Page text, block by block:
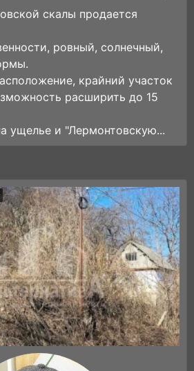
скалы продается
ровный, солнечный,
крайний участок
расширить до 15
ущелье и "Лермонтовскую...